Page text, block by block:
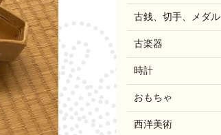
古銭、切手、メダル
古楽器
時計
おもちゃ
西洋美術